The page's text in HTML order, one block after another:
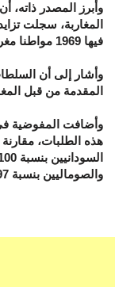
وأبرز المصدر
فيها 1969 مواطنا مغربيا طلبات لجوء.
وأشار إلى أن
المقدمة من قبل المغاربة،
هذه الطلبات،
والصوماليين بنسبة 97%.